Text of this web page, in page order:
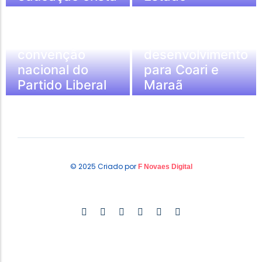
Capitão Alberto
convenção
nacional do
Partido Liberal
Alberto Neto
desenvolvimento
para Coari e
Maraã
© 2025 Criado por F Novaes Digital